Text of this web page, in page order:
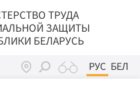
ТРУДА
ЗАЩИТЫ
БЕЛАРУСЬ
РУС БЕЛ